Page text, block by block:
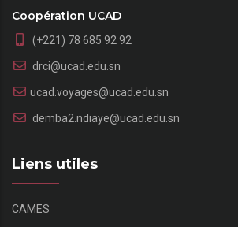
Coopération UCAD
(+221) 78 685 92 92
drci@ucad.edu.sn
ucad.voyages@ucad.edu.sn
demba2.ndiaye@ucad.edu.sn
Liens utiles
CAMES